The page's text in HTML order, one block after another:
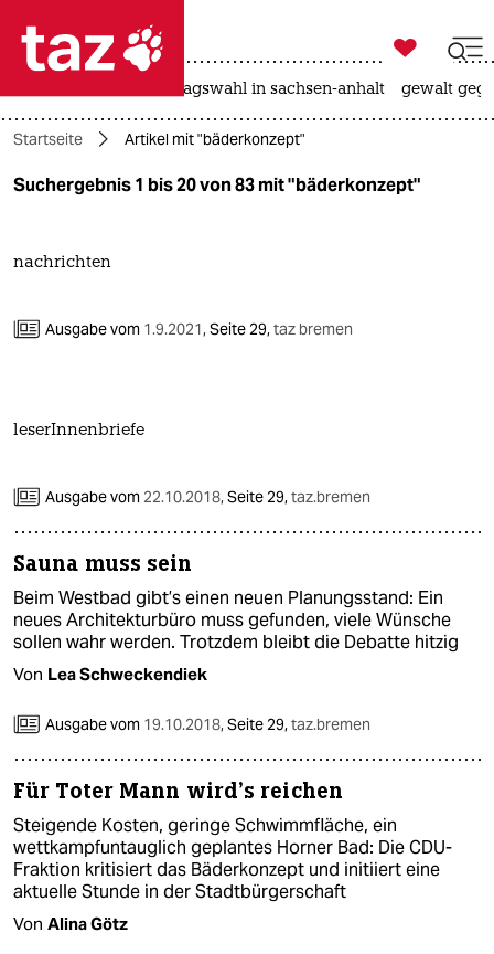
 taz zahl ich
taz zahl ich
themen
politik
berlin
wahrheit
verlag
veranstaltungen
fragen & hilfe
unterstützen

taz zahl ich
landtagswahl in sachsen-anhalt gewalt
Startseite Artikel mit "bäderkonzept"
Suchergebnis 1 bis 20 von 83 mit "bäderkonzept"
nachrichten
Ausgabe vom 1.9.2021,Seite 29,taz bremen
leserInnenbriefe
Ausgabe vom 22.10.2018,Seite 29,taz.bremen
Sauna muss sein
Beim Westbad gibt’s einen neuen Planungsstand: Ein
neues Architekturbüro muss gefunden, viele Wünsche
sollen wahr werden. Trotzdem bleibt die Debatte hitzig
Von Lea Schweckendiek
Ausgabe vom 19.10.2018,Seite 29,taz.bremen
Für Toter Mann wird’s reichen
Steigende Kosten, geringe Schwimmfläche, ein
wettkampfuntauglich geplantes Horner Bad: Die CDU-
Fraktion kritisiert das Bäderkonzept und initiiert eine
aktuelle Stunde in der Stadtbürgerschaft
Von Alina Götz